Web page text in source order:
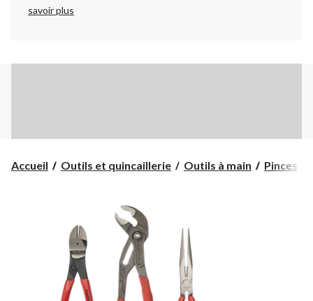
savoir plus
Accueil Outils et quincaillerie Outils à main Pinces